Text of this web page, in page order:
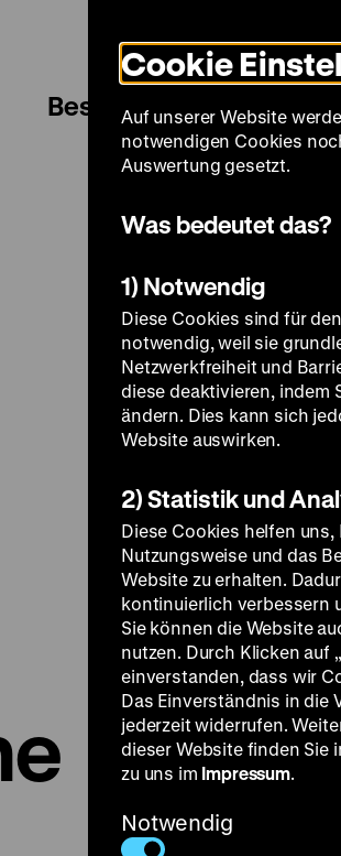
Besuch Spielplan
Cookie
Auf unserer Website
notwendigen Cookies
Auswertung gesetzt.
Was bedeutet das?
1) Notwendig
Diese Cookies sind für
notwendig, weil sie
Netzwerkfreiheit und
diese deaktivieren, indem
ändern. Dies kann sich
Website auswirken.
2) Statistik und
Diese Cookies helfen
Nutzungsweise und das
Website zu erhalten.
kontinuierlich verbessern
Sie können die Website
nutzen. Durch Klicken auf
einverstanden, dass wir
Das Einverständnis in die
jederzeit widerrufen.
dieser Website finden Sie
zu uns im Impressum.
Notwendig